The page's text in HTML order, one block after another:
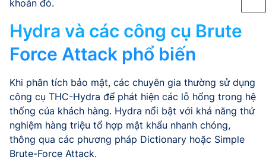
khoản đó.
Hydra và các công cụ Brute
Force Attack phổ biến
Khi phân tích bảo mật, các chuyên gia thường sử dụng
công cụ THC-Hydra để phát hiện các lỗ hổng trong hệ
thống của khách hàng. Hydra nổi bật với khả năng thử
nghiệm hàng triệu tổ hợp mật khẩu nhanh chóng,
thông qua các phương pháp Dictionary hoặc Simple
Brute-Force Attack.